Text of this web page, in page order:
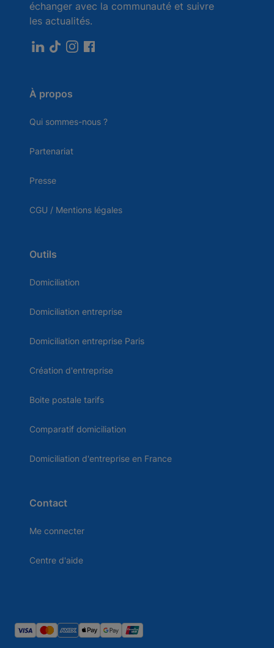
échanger avec la communauté et suivre
les actualités.
À propos
Qui sommes-nous ?
Partenariat
Presse
CGU / Mentions légales
Outils
Domiciliation
Domiciliation entreprise
Domiciliation entreprise Paris
Création d'entreprise
Boite postale tarifs
Comparatif domiciliation
Domiciliation d'entreprise en France
Contact
Me connecter
Centre d'aide